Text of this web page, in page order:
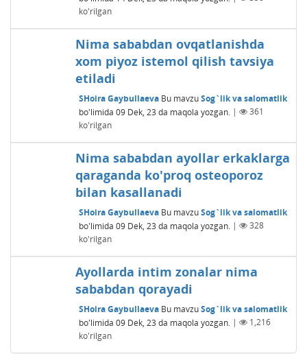
ko'rilgan
Nima sababdan ovqatlanishda
xom piyoz istemol qilish tavsiya
etiladi
SHoira Gaybullaeva Bu mavzuSog`lik va salomatlik
bo'limida 09 Dek, 23 da maqola yozgan. |
361
ko'rilgan
Nima sababdan ayollar erkaklarga
qaraganda ko'proq osteoporoz
bilan kasallanadi
SHoira Gaybullaeva Bu mavzuSog`lik va salomatlik
bo'limida 09 Dek, 23 da maqola yozgan. |
328
ko'rilgan
Ayollarda intim zonalar nima
sababdan qorayadi
SHoira Gaybullaeva Bu mavzuSog`lik va salomatlik
bo'limida 09 Dek, 23 da maqola yozgan. |
1,216
ko'rilgan